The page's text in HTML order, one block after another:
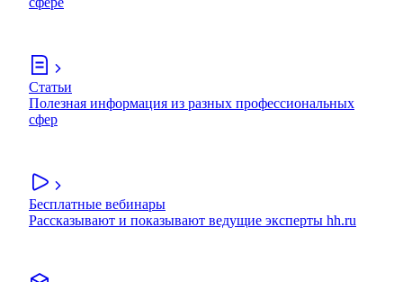
Статьи
Полезная информация из разных профессиональных
сфер
Бесплатные вебинары
Рассказывают и показывают ведущие эксперты hh.ru